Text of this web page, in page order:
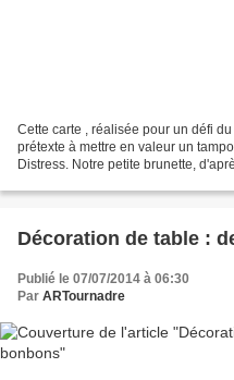
Cette carte , réalisée pour un défi
prétexte à mettre en valeur un
Distress. Notre petite brunette,
Décoration de table :
Publié le 07/07/2014 à 06:30
Par ARTournadre